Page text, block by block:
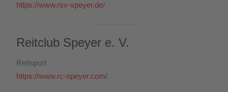
https://www.rsv-speyer.de/
Reitclub Speyer e. V.
Reitsport
https://www.rc-speyer.com/